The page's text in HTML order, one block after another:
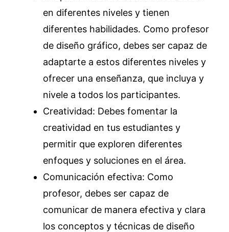
en diferentes niveles y tienen
diferentes habilidades. Como profesor
de diseño gráfico, debes ser capaz de
adaptarte a estos diferentes niveles y
ofrecer una enseñanza, que incluya y
nivele a todos los participantes.
Creatividad: Debes fomentar la
creatividad en tus estudiantes y
permitir que exploren diferentes
enfoques y soluciones en el área.
Comunicación efectiva: Como
profesor, debes ser capaz de
comunicar de manera efectiva y clara
los conceptos y técnicas de diseño